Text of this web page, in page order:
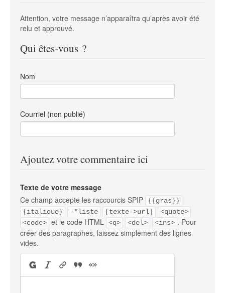
Attention, votre message n’apparaîtra qu’après avoir été
relu et approuvé.
Qui êtes-vous ?
Nom
Courriel (non publié)
Ajoutez votre commentaire ici
Texte de votre message
Ce champ accepte les raccourcis SPIP
{{gras}}
{italique}
-*liste [texte->url]
<quote>
<code> et le code HTML <q> <del> <ins> . Pour
créer des paragraphes, laissez simplement des lignes
vides.